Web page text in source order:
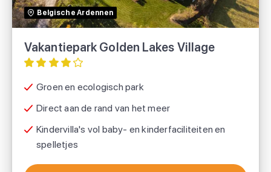
Belgische Ardennen
Vakantiepark Golden Lakes Village
Groen en ecologisch park
Direct aan de rand van het meer
Kindervilla's vol baby- en kinderfaciliteiten en
spelletjes